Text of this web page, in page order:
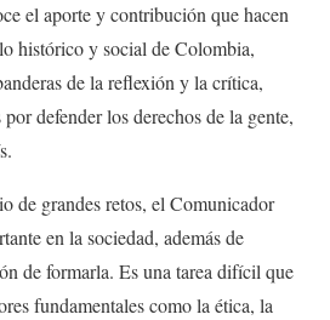
el aporte y contribución que hacen
histórico y social de Colombia,
de la reflexión y la crítica,
defender los derechos de la gente,
de grandes retos, el Comunicador
en la sociedad, además de
de formarla. Es una tarea difícil que
fundamentales como la ética, la